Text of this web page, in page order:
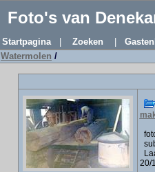
Foto's van
Startpagina| Zoeken
Watermolen /
20/